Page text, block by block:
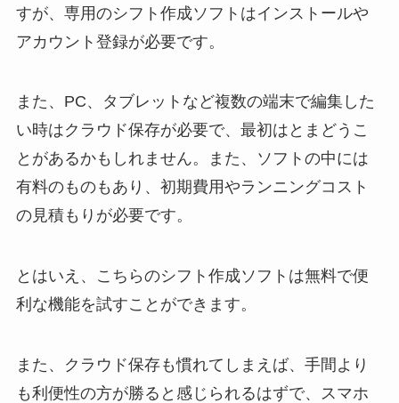
すが、専用のシフト作成ソフトはインストールや
アカウント登録が必要です。
また、PC、タブレットなど複数の端末で編集した
い時はクラウド保存が必要で、最初はとまどうこ
とがあるかもしれません。また、ソフトの中には
有料のものもあり、初期費用やランニングコスト
の見積もりが必要です。
とはいえ、こちらのシフト作成ソフトは無料で便
利な機能を試すことができます。
また、クラウド保存も慣れてしまえば、手間より
も利便性の方が勝ると感じられるはずで、スマホ